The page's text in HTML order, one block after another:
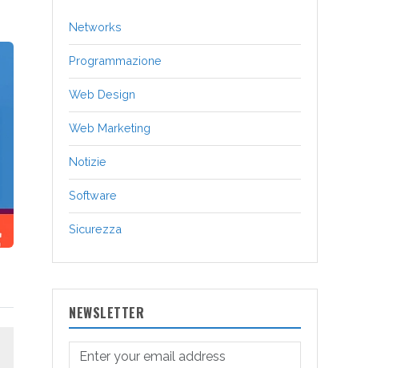
Networks
Programmazione
Web Design
Web Marketing
Notizie
Software
Sicurezza
NEWSLETTER